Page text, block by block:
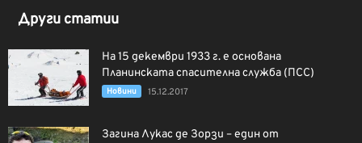
Други статии
На 15 декември 1933 г. е основана
Планинската спасителна служба (ПСС)
Новини 15.12.2017
Загина Лукас де Зорзи – един от